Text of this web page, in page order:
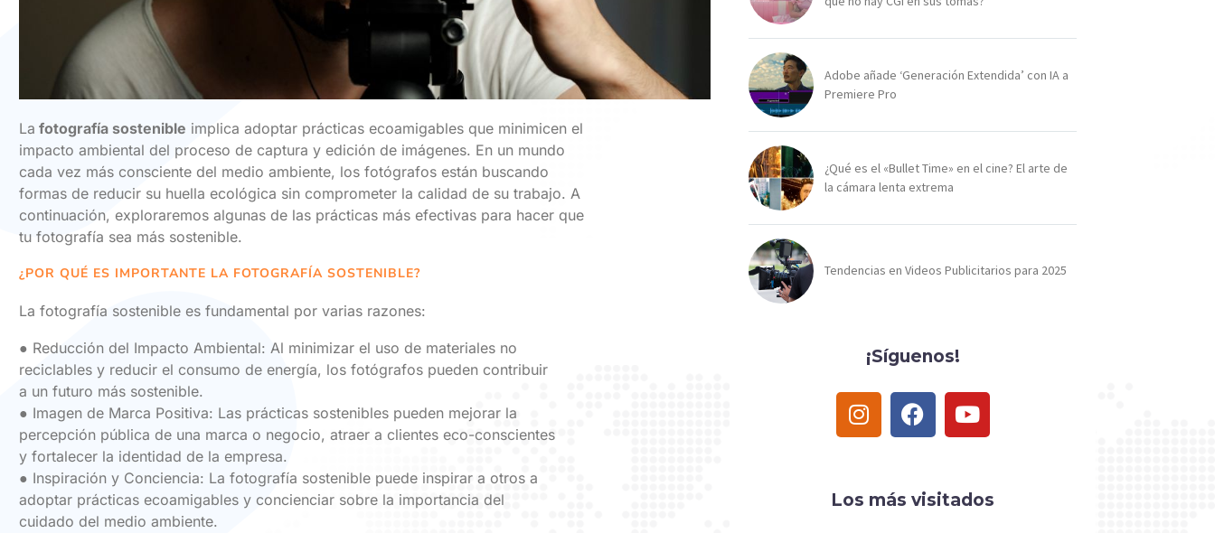
La fotografía sostenible implica adoptar prácticas ecoamigables que minimicen el
impacto ambiental del proceso de captura y edición de imágenes. En un mundo
cada vez más consciente del medio ambiente, los fotógrafos están buscando
formas de reducir su huella ecológica sin comprometer la calidad de su trabajo. A
continuación, exploraremos algunas de las prácticas más efectivas para hacer que
tu fotografía sea más sostenible.
¿POR QUÉ ES IMPORTANTE LA FOTOGRAFÍA SOSTENIBLE?
La fotografía sostenible es fundamental por varias razones:
● Reducción del Impacto Ambiental: Al minimizar el uso de materiales no
reciclables y reducir el consumo de energía, los fotógrafos pueden contribuir
a un futuro más sostenible.
● Imagen de Marca Positiva: Las prácticas sostenibles pueden mejorar la
percepción pública de una marca o negocio, atraer a clientes eco-conscientes
y fortalecer la identidad de la empresa.
● Inspiración y Conciencia: La fotografía sostenible puede inspirar a otros a
adoptar prácticas ecoamigables y concienciar sobre la importancia del
cuidado del medio ambiente.
Adobe añade ‘Generación Extendida’ con IA a
Premiere Pro
¿Qué es el «Bullet Time» en el cine? El arte de
la cámara lenta extrema
Tendencias en Videos Publicitarios para 2025
¡Síguenos!
Los más visitados